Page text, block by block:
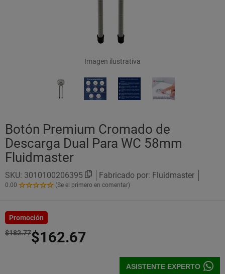
Imagen ilustrativa
Botón Premium Cromado de
Descarga Dual Para WC 58mm
Fluidmaster
SKU: 3010100206395 Fabricado por: Fluidmaster
0.00
0.00
Estrellas!
(Se el primero en comentar)
Promoción
$182.77$162.67
ASISTENTE EXPERTO